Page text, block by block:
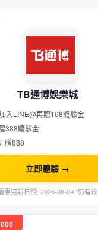
TB通博娛樂城
入LINE@再贈168體驗金
388體驗金
贈888
立即體驗 →
惠更新日期: 2026-08-09 *仍有效